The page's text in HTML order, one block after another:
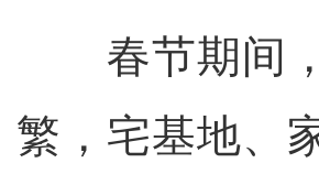
春节期间，
繁，宅基地、